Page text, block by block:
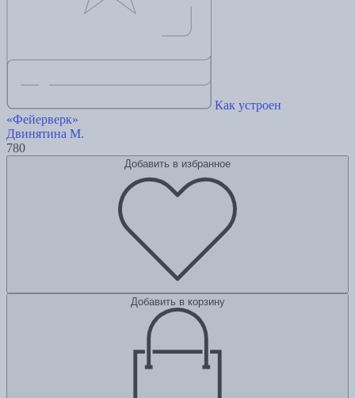
Как устроен
«Фейерверк»
Двинятина М.
780
Добавить в избранное
Добавить в корзину